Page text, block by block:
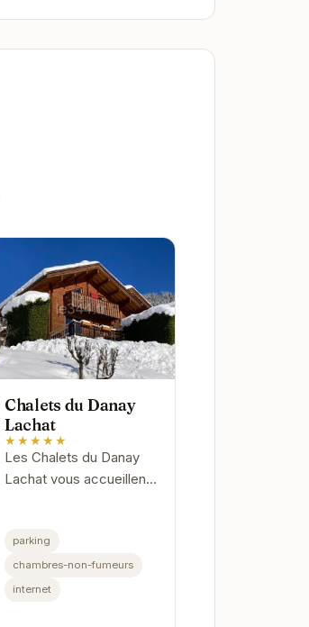
Chalets du Danay
Lachat
★★★★★
Les Chalets du Danay
Lachat vous accueillent
françaises. Profitez d'un
séjour relaxant dans des
chalets...
parking
chambres-non-fumeurs
internet